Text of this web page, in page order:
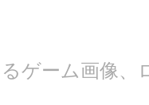
ゲーム画像、